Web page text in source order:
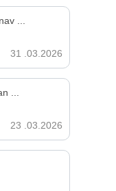
...
31 .03.2026
...
23 .03.2026